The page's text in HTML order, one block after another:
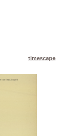
timescape